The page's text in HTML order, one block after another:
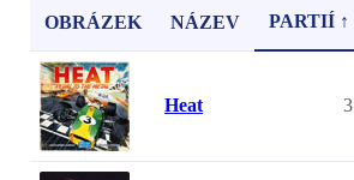
OBRÁZEK NÁZEV PARTIÍ ↑
Heat 3